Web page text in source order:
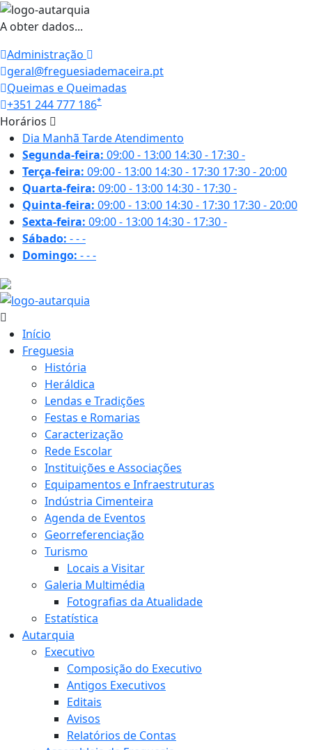
A obter dados...
Administração
geral@freguesiademaceira.pt
Queimas e Queimadas
+351 244 777 186*
Horários
Dia Manhã TardeAtendimento
Segunda-feira: 09:00 - 13:00 14:30 - 17:30-
Terça-feira: 09:00 - 13:00 14:30 - 17:30 17:30 - 20:00
Quarta-feira: 09:00 - 13:00 14:30 - 17:30-
Quinta-feira: 09:00 - 13:00 14:30 - 17:30 17:30 - 20:00
Sexta-feira: 09:00 - 13:00 14:30 - 17:30-
Sábado: ---
Domingo: ---
Início
Freguesia
História
Heráldica
Lendas e Tradições
Festas e Romarias
Caracterização
Rede Escolar
Instituições e Associações
Equipamentos e Infraestruturas
Indústria Cimenteira
Agenda de Eventos
Georreferenciação
Turismo
Locais a Visitar
Galeria Multimédia
Fotografias da Atualidade
Estatística
Autarquia
Executivo
Composição do Executivo
Antigos Executivos
Editais
Avisos
Relatórios de Contas